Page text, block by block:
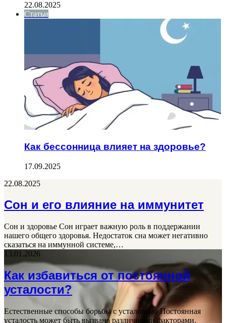
22.08.2025
Статьи
Как бессонница влияет на здоровье?
17.09.2025
22.08.2025
Сон и его влияние на иммунитет
Сон и здоровье Сон играет важную роль в поддержании
нашего общего здоровья. Недостаток сна может негативно
сказаться на иммунной системе,…
13.01.2026
Как избавиться от постоянной
усталости?
Естественные способы борьбы с усталостью Постоянная
усталость может быть вызвана различными факторами,